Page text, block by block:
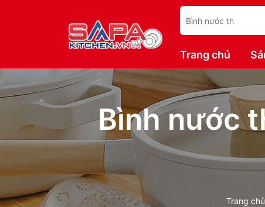
Trang chủ
Bình nước
Trang chủ